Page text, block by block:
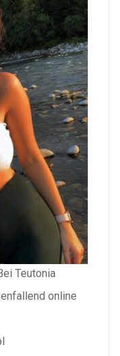
Teutonia
online